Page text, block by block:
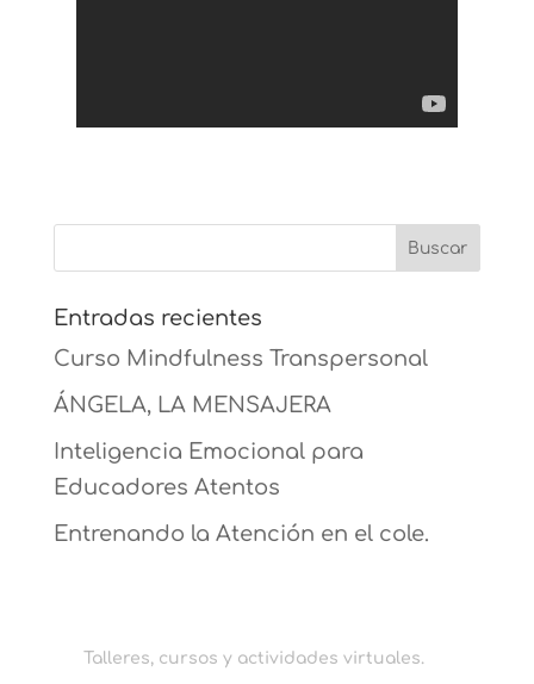
Entradas recientes
Curso Mindfulness Transpersonal
ÁNGELA, LA MENSAJERA
Inteligencia Emocional para
Educadores Atentos
Entrenando la Atención en el cole.
Talleres, cursos y actividades virtuales.